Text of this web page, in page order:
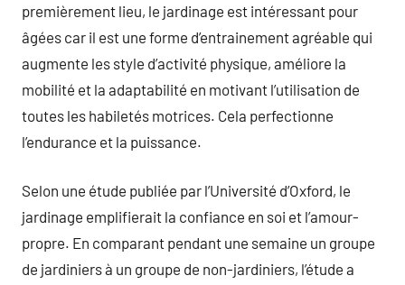
premièrement lieu, le jardinage est intéressant pour
âgées car il est une forme d’entrainement agréable qui
augmente les style d’activité physique, améliore la
mobilité et la adaptabilité en motivant l’utilisation de
toutes les habiletés motrices. Cela perfectionne
l’endurance et la puissance.
Selon une étude publiée par l’Université d’Oxford, le
jardinage emplifierait la confiance en soi et l’amour-
propre. En comparant pendant une semaine un groupe
de jardiniers à un groupe de non-jardiniers, l’étude a